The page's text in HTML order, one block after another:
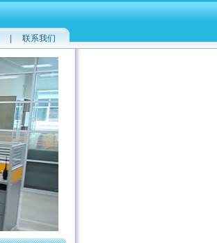
联系我们